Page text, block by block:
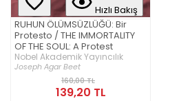
Hızlı Bakış
RUHUN ÖLÜMSÜZLÜĞÜ: Bir
Protesto / THE IMMORTALITY
OF THE SOUL: A Protest
Nobel Akademik Yayıncılık
Joseph Agar Beet
160,00 TL
139,20 TL